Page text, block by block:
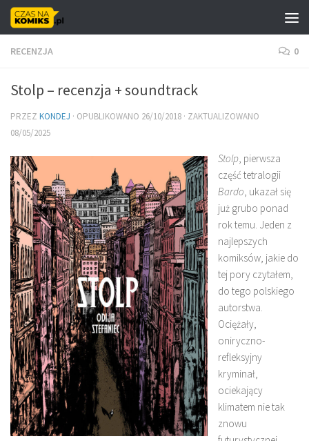
Skip to content
RECENZJA 0
Stolp – recenzja + soundtrack
PRZEZ KONDEJ · OPUBLIKOWANO 26/10/2018 · ZAKTUALIZOWANO
08/05/2025
Stolp, pierwsza
część tetralogii
Bardo, ukazał się
już grubo ponad
rok temu. Jeden z
najlepszych
komiksów, jakie do
tej pory czytałem,
do tego polskiego
autorstwa.
Ociężały,
oniryczno-
refleksyjny
kryminał,
ociekający
klimatem nie tak
znowu